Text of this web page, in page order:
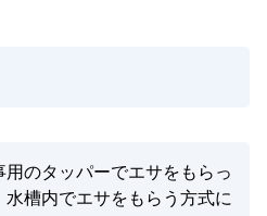
用のタッパーでエサをもらっ
水槽内でエサをもらう方式に